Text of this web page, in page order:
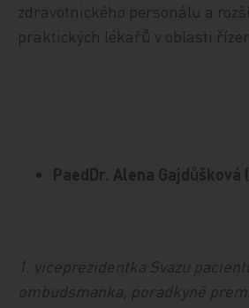
zdravotnického personálu a
praktických lékařů v oblasti
PaedDr. Alena Gajdůšková
1. viceprezidentka Svazu
ombudsmanka, poradkyně